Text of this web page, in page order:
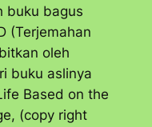
buku bagus
(Terjemahan
oleh
buku aslinya
Based on the
(copy right